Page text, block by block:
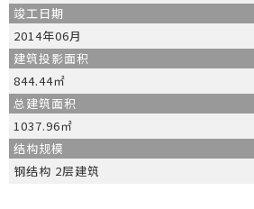
竣工日期
2014年06月
建筑投影面积
844.44㎡
总建筑面积
1037.96㎡
结构规模
钢结构 2层建筑